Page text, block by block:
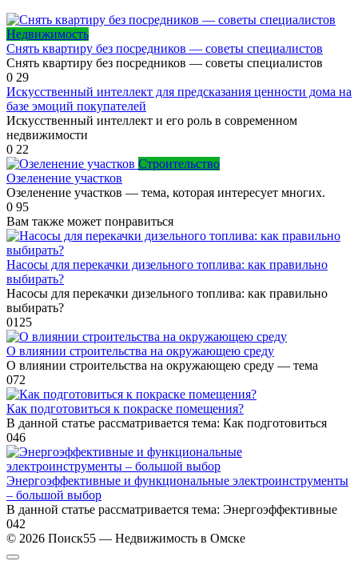
Недвижимость
Снять квартиру без посредников — советы специалистов
Снять квартиру без посредников — советы специалистов
0 29
Искусственный интеллект для предсказания ценности дома на
базе эмоций покупателей
Искусственный интеллект и его роль в современном
недвижимости
0 22
Строительство
Озеленение участков
Озеленение участков — тема, которая интересует многих.
0 95
Вам также может понравиться
Насосы для перекачки дизельного топлива: как правильно
выбирать?
Насосы для перекачки дизельного топлива: как правильно
выбирать?
0125
О влиянии строительства на окружающею среду
О влиянии строительства на окружающею среду — тема
072
Как подготовиться к покраске помещения?
В данной статье рассматривается тема: Как подготовиться
046
Энергоэффективные и функциональные электроинструменты
– большой выбор
В данной статье рассматривается тема: Энергоэффективные
042
© 2026 Поиск55 — Недвижимость в Омске